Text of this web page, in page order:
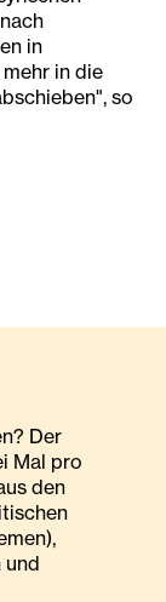
in
in die
so
Der
Mal pro
den
und